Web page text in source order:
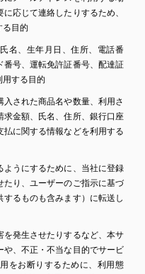
応じて連絡したりするため、
る目的
名、生年月日、住所、電話番
号、運転免許証番号、配達証
する目的
された商品名や数量、利用さ
金額、氏名、住所、銀行口座
に関する情報などを利用する
うにするために、当社に登録
たり、ユーザーのご指示に基づ
るものも含みます）に転送し
発生させたりするなど、本サ
や、不正・不当な目的でサービ
をお断りするために、利用態